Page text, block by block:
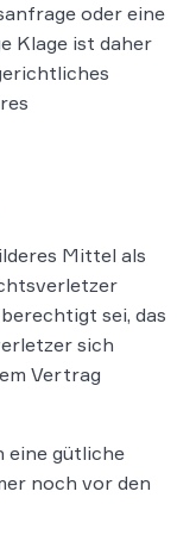
oder eine
Klage ist daher
Mittel als
sei, das
sich
Vertrag
eine gütliche
noch vor den